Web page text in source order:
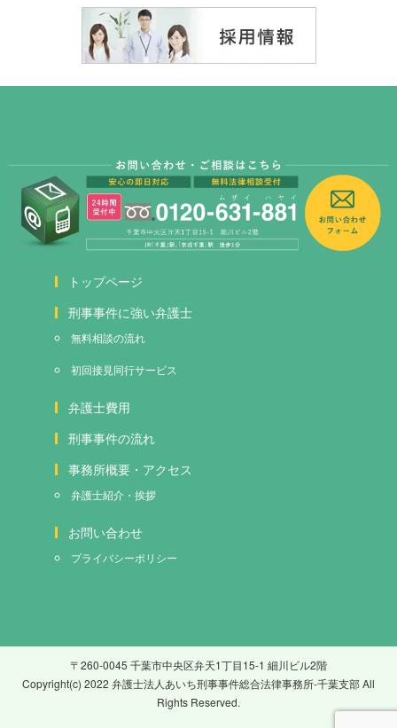
トップページ
刑事事件に強い弁護士
無料相談の流れ
初回接見 同行サービス
弁護士費用
刑事事件の流れ
事務所概要・アクセス
弁護士紹介・挨拶
お問い合わせ
プライバシーポリシー
〒260-0045 千葉市中央区弁天1丁目15-1 細川ビル2階
Copyright(c) 2022 弁護士法人あいち刑事事件総合法律事務所-千葉支部 All
Rights Reserved.